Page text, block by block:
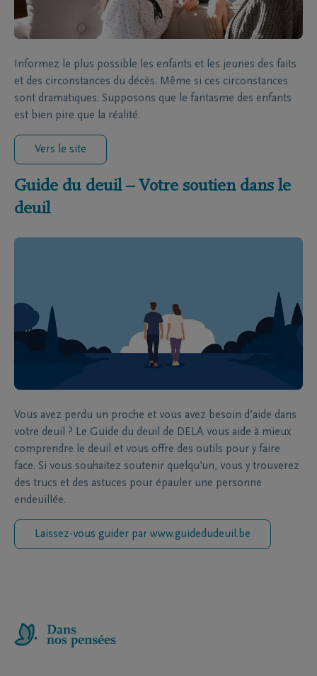
Informez le plus possible les enfants et les jeunes des faits
et des circonstances du décès. Même si ces circonstances
sont dramatiques. Supposons que le fantasme des enfants
est bien pire que la réalité.
Vers le site
Guide du deuil – Votre soutien dans le
deuil
Vous avez perdu un proche et vous avez besoin d’aide dans
votre deuil ? Le Guide du deuil de DELA vous aide à mieux
comprendre le deuil et vous offre des outils pour y faire
face. Si vous souhaitez soutenir quelqu’un, vous y trouverez
des trucs et des astuces pour épauler une personne
endeuillée.
Laissez-vous guider par www.guidedudeuil.be